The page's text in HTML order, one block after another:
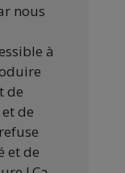
nous
à
de
de
et de